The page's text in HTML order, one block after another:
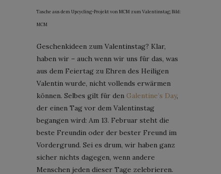
Tasche aus dem Upcycling-Projekt von MCM zum Valentinstag; Bild:
MCM
Geschenkideen zum Valentinstag? Klar,
haben wir – auch wenn wir uns für das, was
aus dem Feiertag zu Ehren des Heiligen
Valentin wurde, nicht vollends erwärmen
können. Selbes gilt für den Galentine’s Day,
der einen Tag vor dem Valentinstag
begangen wird: Am 13. Februar steht die
beste Freundin oder der bester Freund im
Vordergrund. Sei es drum, wir haben ganz
sicher nichts dagegen, wenn andere
Menschen jeden dieser Tage zelebrieren.